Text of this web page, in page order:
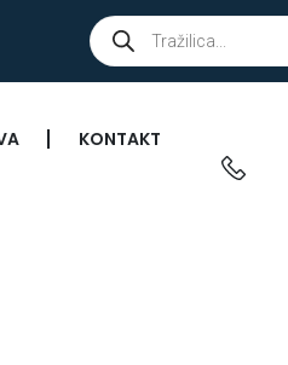
KONTAKT